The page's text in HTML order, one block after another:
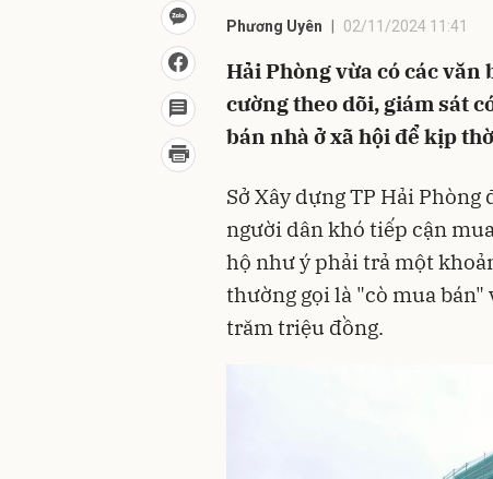
Phương Uyên 02/11/2024 11:41
Hải Phòng vừa có các
cường theo dõi, giám sát
bán nhà ở xã hội để kịp
Sở Xây dựng TP Hải
người dân khó tiếp cận
hộ như ý phải trả một
thường gọi là "cò mua
trăm triệu đồng.